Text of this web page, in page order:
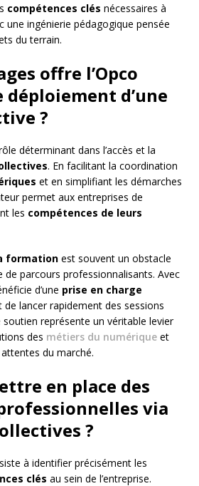
compétences clés nécessaires à
une ingénierie pédagogique pensée
du terrain.
offre l’Opco
déploiement d’une
?
déterminant dans l’accès et la
. En facilitant la coordination
et en simplifiant les démarches
permet aux entreprises de
les compétences de leurs
formation est souvent un obstacle
de parcours professionnalisants. Avec
d’une prise en charge
de lancer rapidement des sessions
soutien représente un véritable levier
des métiers du numérique et
du marché.
en place des
via
?
à identifier précisément les
clés au sein de l’entreprise.